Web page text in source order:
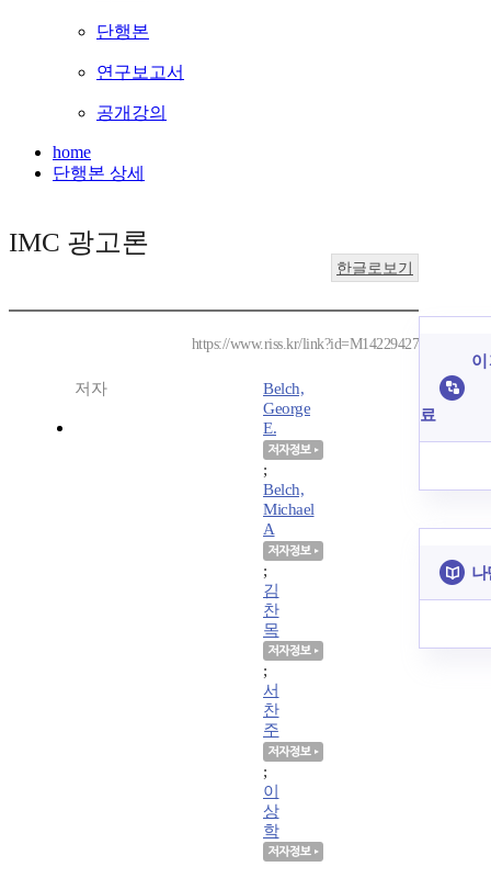
단행본
연구보고서
공개강의
home
단행본 상세
IMC 광고론
한글로보기
https://www.riss.kr/link?id=M14229427
저자
Belch,
George
E.
;
Belch,
Michael
A
;
김
찬
목
;
서
찬
주
;
이
상
학
이
료
나